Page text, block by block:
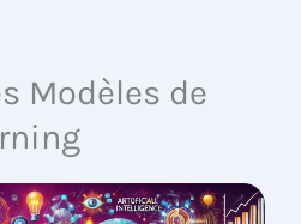
Modèles de